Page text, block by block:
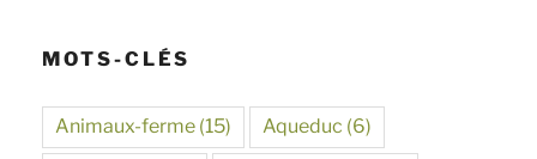
MOTS-CLÉS
Animaux-ferme (15) Aqueduc (6)